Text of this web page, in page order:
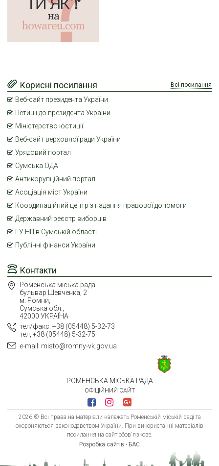
РОМЕНСЬКА МІСЬКА РАДА
ОФІЦІЙНИЙ САЙТ
2026 © Всі права на матеріали належать Роменській міській раді та
охороняються законодавством України. При використанні матеріалів
посилання на сайт обов'язкове.
Розробка сайтів - БАС
Контакти
Роменська міська рада
бульвар Шевченка, 2
м. Ромни,
Сумська обл.,
42000 УКРАЇНА
тел/факс: +38 (05448) 5-32-73
тел, +38 (05448) 5-32-75
e-mail: misto@romny-vk.gov.ua
Корисні посилання Всі посилання
Веб-сайт президента України
Петиції до президента України
Міністерство юстиції
Веб-сайт верховної ради України
Урядовий портал
Сумська ОДА
Антикорупційний портал
Асоціація міст України
Координаційний центр з надання правової допомоги
Державний реєстр виборців
ГУ НП в Сумській області
Публічні фінанси України